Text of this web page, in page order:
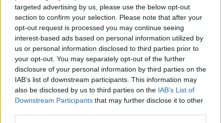
targeted advertising by us, please use the below opt-out
section to confirm your selection. Please note that after your
opt-out request is processed you may continue seeing
interest-based ads based on personal information utilized by
us or personal information disclosed to third parties prior to
your opt-out. You may separately opt-out of the further
disclosure of your personal information by third parties on the
IAB’s list of downstream participants. This information may
also be disclosed by us to third parties on the IAB’s List of
Downstream Participants that may further disclose it to other
Partiamo dalle certezze.
La prima è sicuramente rappresentata dalla presenza della
Soprintendenza Archeologia (Andrea Camilli) che ha saputo far
fronte alla terribile emergenza di questo ultimo, tempestoso
inverno.
La seconda certezza è rappresentata dalla nuova governancedella
Società Parchi della Val di Cornia.Credo che essa saprà
rappresentare al meglio presso le istituzioni (locali e regionali)
preposte al governo e all'amministrazione del territorio, la grande